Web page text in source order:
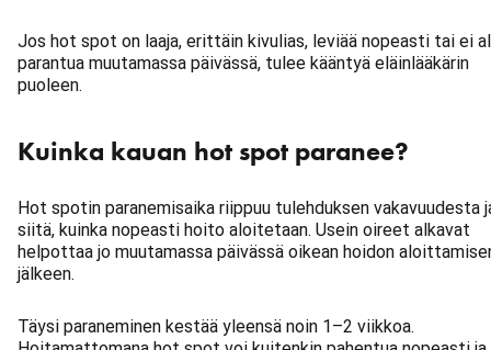
Jos hot spot on laaja, erittäin kivulias, leviää nopeasti tai ei
parantua muutamassa päivässä, tulee kääntyä eläinlääkärin
puoleen.
Kuinka kauan hot spot paranee?
Hot spotin paranemisaika riippuu tulehduksen vakavuudesta
siitä, kuinka nopeasti hoito aloitetaan. Usein oireet alkavat
helpottaa jo muutamassa päivässä oikean hoidon
jälkeen.
Täysi paraneminen kestää yleensä noin 1–2 viikkoa.